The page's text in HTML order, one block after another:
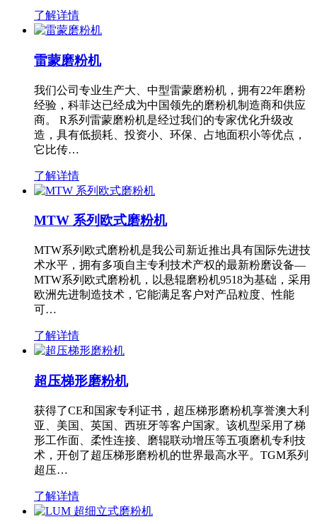
了解详情
雷蒙磨粉机
我们公司专业生产大、中型雷蒙磨粉机，拥有22年磨粉
经验，科菲达已经成为中国领先的磨粉机制造商和供应
商。 R系列雷蒙磨粉机是经过我们的专家优化升级改
造，具有低损耗、投资小、环保、占地面积小等优点，
它比传…
了解详情
MTW 系列欧式磨粉机
MTW系列欧式磨粉机是我公司新近推出具有国际先进技
术水平，拥有多项自主专利技术产权的最新粉磨设备—
MTW系列欧式磨粉机，以悬辊磨粉机9518为基础，采用
欧洲先进制造技术，它能满足客户对产品粒度、性能
可…
了解详情
超压梯形磨粉机
获得了CE和国家专利证书，超压梯形磨粉机享誉澳大利
亚、美国、英国、西班牙等客户国家。该机型采用了梯
形工作面、柔性连接、磨辊联动增压等五项磨机专利技
术，开创了超压梯形磨粉机的世界最高水平。TGM系列
超压…
了解详情